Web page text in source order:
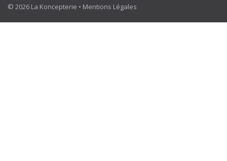
© 2026 La Koncepterie • Mentions Légales